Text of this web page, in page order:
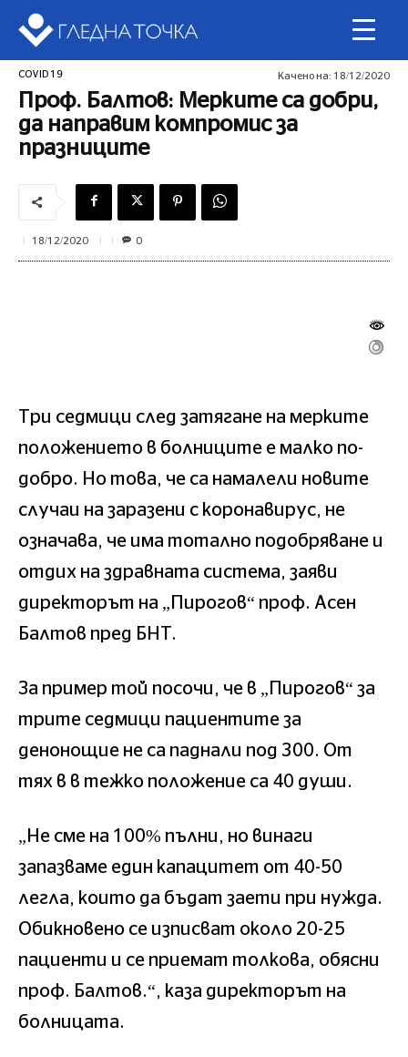
COVID 19 Качено на: 18/12/2020
Проф. Балтов: Мерките са добри,
да направим компромис за
празниците
18/12/2020 0
Три седмици след затягане на мерките
положението в болниците е малко по-
добро. Но това, че са намалели новите
случаи на заразени с коронавирус, не
означава, че има тотално подобряване и
отдих на здравната система, заяви
директорът на „Пирогов“ проф. Асен
Балтов пред БНТ.
За пример той посочи, че в „Пирогов“ за
трите седмици пациентите за
денонощие не са паднали под 300. От
тях в в тежко положение са 40 души.
„Не сме на 100% пълни, но винаги
запазваме един капацитет от 40-50
легла, които да бъдат заети при нужда.
Обикновено се изписват около 20-25
пациенти и се приемат толкова, обясни
проф. Балтов.“, каза директорът на
болницата.